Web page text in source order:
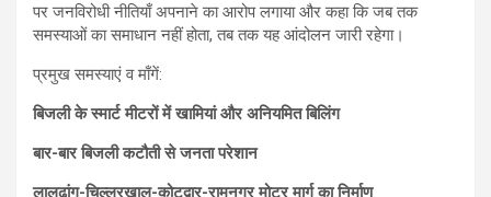
पर जनविरोधी नीतियाँ अपनाने का आरोप लगाया और कहा कि जब तक
समस्याओं का समाधान नहीं होता, तब तक यह आंदोलन जारी रहेगा।
प्रमुख समस्याएं व माँगें:
बिजली के स्मार्ट मीटरों में खामियां और अनियमित बिलिंग
बार-बार बिजली कटौती से जनता परेशान
लालढांग-चिल्लरखाल-कोटद्वार-रामनगर मोटर मार्ग का निर्माण